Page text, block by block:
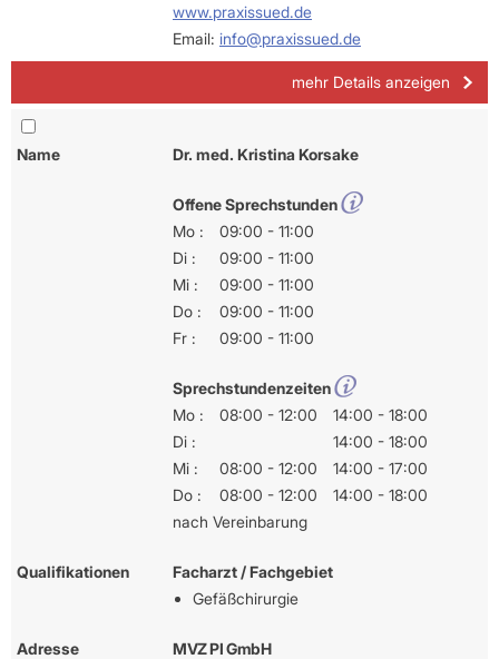
www.praxissued.de
Email: info@praxissued.de
mehr Details anzeigen
Name Dr. med. Kristina Korsake
Offene Sprechstunden
Mo :
09:00 - 11:00
Di :
09:00 - 11:00
Mi :
09:00 - 11:00
Do :
09:00 - 11:00
Fr :
09:00 - 11:00
Sprechstundenzeiten
Mo :
08:00 - 12:00
14:00 - 18:00
Di :
14:00 - 18:00
Mi :
08:00 - 12:00
14:00 - 17:00
Do :
08:00 - 12:00
14:00 - 18:00
nach Vereinbarung
Qualifikationen
Facharzt / Fachgebiet
Gefäßchirurgie
Adresse
MVZ PI GmbH